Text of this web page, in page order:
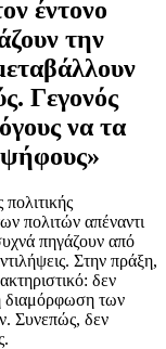
έντονο
την
Γεγονός
να τα
ψήφους»
πολιτών απέναντι
πηγάζουν από
Στην πράξη,
δεν
διαμόρφωση των
Συνεπώς, δεν